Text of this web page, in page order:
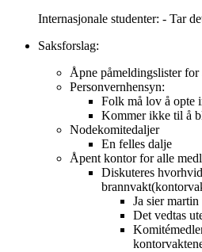
Internasjonale studenter: - Tar
Saksforslag:
Åpne påmeldingslister for
Personvernhensyn:
Folk må lov å opte
Kommer ikke til å
Nodekomitedaljer
En felles dalje
Åpent kontor for alle
Diskuteres
Ja sier martin
Det vedtas